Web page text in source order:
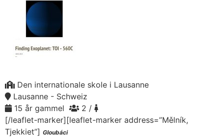
Den internationale skole i Lausanne
Lausanne - Schweiz
15 år gammel
2 /
[/leaflet-marker][leaflet-marker address=”Mělník,
Tjekkiet”] Gloubáci